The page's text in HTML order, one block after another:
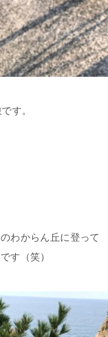
す。
わからん丘に登って
す（笑）